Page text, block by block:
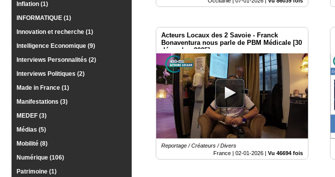
Inflation (1)
INFORMATIQUE (1)
Innovation et recherche (1)
Intelligence Economique (9)
Interviews Personnalités (2)
Interviews Politiques (2)
Made in France (1)
Manifestations (3)
MEDEF (3)
Médias (5)
Mobilité (8)
Numérique (106)
Patrimoine (1)
Acteurs Locaux des 2 Savoie - Franck
Bonaventura nous parle de PBM Médicale [30
décembre 2025]
Reportage / Créateurs / Divers
France |02-01-2026 |Vu 46694 fois